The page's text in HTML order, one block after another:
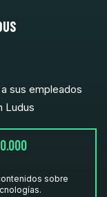
sus empleados
Ludus
sobre